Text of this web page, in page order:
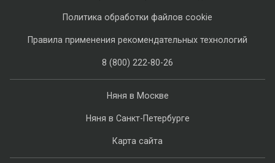
Няня в Москве
Няня в Санкт-Петербурге
Карта сайта
Политика обработки файлов cookie
Правила применения рекомендательных технологий
8 (800) 222-80-26